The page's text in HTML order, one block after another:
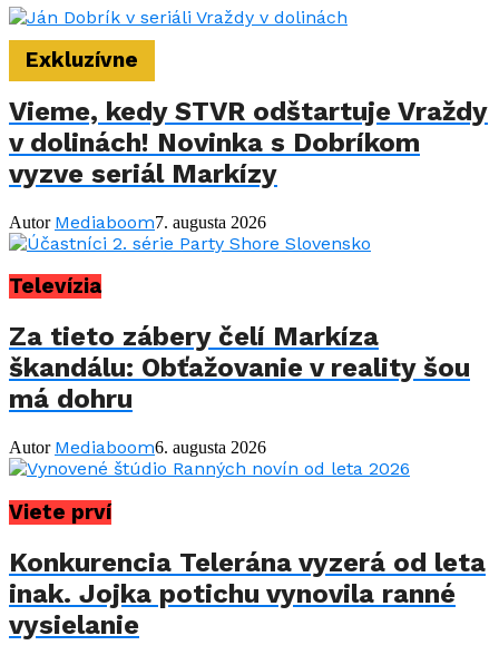
Exkluzívne
Vieme, kedy STVR odštartuje Vraždy
v dolinách! Novinka s Dobríkom
vyzve seriál Markízy
Autor Mediaboom7. augusta 2026
Televízia
Za tieto zábery čelí Markíza
škandálu: Obťažovanie v reality šou
má dohru
Autor Mediaboom6. augusta 2026
Viete prví
Konkurencia Telerána vyzerá od leta
inak. Jojka potichu vynovila ranné
vysielanie